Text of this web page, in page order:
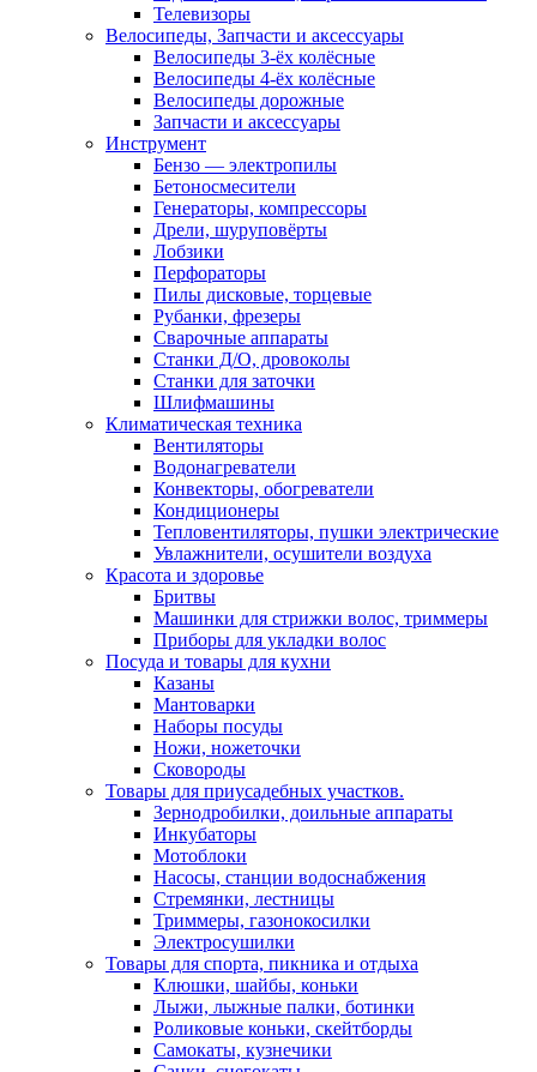
Телевизоры
Велосипеды, Запчасти и аксессуары
Велосипеды 3-ёх колёсные
Велосипеды 4-ёх колёсные
Велосипеды дорожные
Запчасти и аксессуары
Инструмент
Бензо — электропилы
Бетоносмесители
Генераторы, компрессоры
Дрели, шуруповёрты
Лобзики
Перфораторы
Пилы дисковые, торцевые
Рубанки, фрезеры
Сварочные аппараты
Станки Д/О, дровоколы
Станки для заточки
Шлифмашины
Климатическая техника
Вентиляторы
Водонагреватели
Конвекторы, обогреватели
Кондиционеры
Тепловентиляторы, пушки электрические
Увлажнители, осушители воздуха
Красота и здоровье
Бритвы
Машинки для стрижки волос, триммеры
Приборы для укладки волос
Посуда и товары для кухни
Казаны
Мантоварки
Наборы посуды
Ножи, ножеточки
Сковороды
Товары для приусадебных участков.
Зернодробилки, доильные аппараты
Инкубаторы
Мотоблоки
Насосы, станции водоснабжения
Стремянки, лестницы
Триммеры, газонокосилки
Электросушилки
Товары для спорта, пикника и отдыха
Клюшки, шайбы, коньки
Лыжи, лыжные палки, ботинки
Роликовые коньки, скейтборды
Самокаты, кузнечики